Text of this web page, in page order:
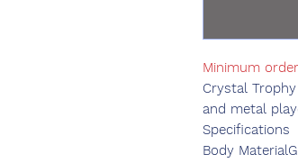
Minimum
Crystal
and metal
Specifications
Body Material